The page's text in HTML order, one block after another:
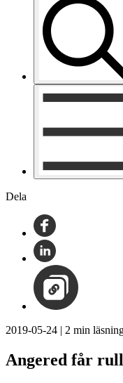
Dela
2019-05-24 | 2 min
Angered får